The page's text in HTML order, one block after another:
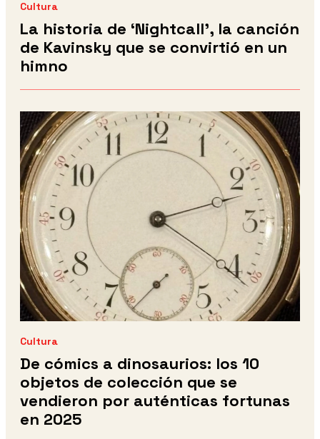
Cultura
La historia de ‘Nightcall’, la canción
de Kavinsky que se convirtió en un
himno
Cultura
De cómics a dinosaurios: los 10
objetos de colección que se
vendieron por auténticas fortunas
en 2025